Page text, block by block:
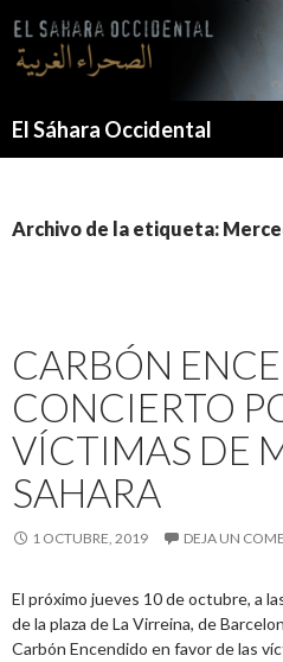
contenido
El Sáhara Occidental
Archivo de la etiqueta:
CARBÓN
CONCIERTO
VÍCTIMAS DE
SAHARA
1 OCTUBRE, 2019 DEJA UN
El próximo jueves 10 de octubre, a
de la plaza de La Virreina, de
Carbón Encendido en favor de las